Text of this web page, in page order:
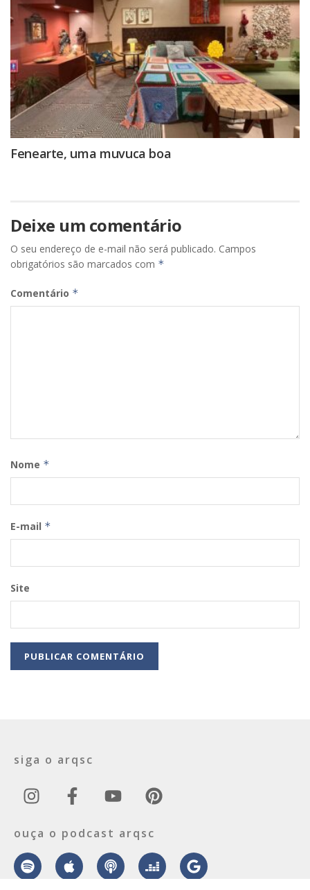
Fenearte, uma muvuca boa
Deixe um comentário
O seu endereço de e-mail não será publicado. Campos
obrigatórios são marcados com *
Comentário *
Nome *
E-mail *
Site
siga o arqsc
ouça o podcast arqsc